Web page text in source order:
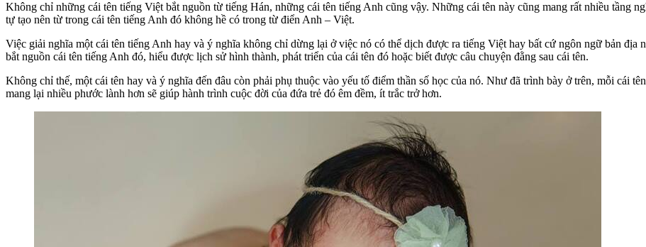
Không chỉ những cái tên tiếng Việt bắt nguồn từ tiếng Hán, những cái tên tiếng Anh cũng vậy. Những cái tên này cũng mang rất nhiều tầng
tự tạo nên từ trong cái tên tiếng Anh đó không hề có trong từ điển Anh – Việt.
Việc giải nghĩa một cái tên tiếng Anh hay và ý nghĩa không chỉ dừng lại ở việc nó có thể dịch được ra tiếng Việt hay bất cứ ngôn ngữ bản địa
bắt nguồn cái tên tiếng Anh đó, hiểu được lịch sử hình thành, phát triển của cái tên đó hoặc biết được câu chuyện đằng sau cái tên.
Không chỉ thế, một cái tên hay và ý nghĩa đến đâu còn phải phụ thuộc vào yếu tố điểm thần số học của nó. Như đã trình bày ở trên, mỗi cái
mang lại nhiều phước lành hơn sẽ giúp hành trình cuộc đời của đứa trẻ đó êm đềm, ít trắc trở hơn.